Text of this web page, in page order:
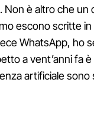
Non è altro che un
escono scritte in
WhatsApp, ho
a vent’anni fa
artificiale